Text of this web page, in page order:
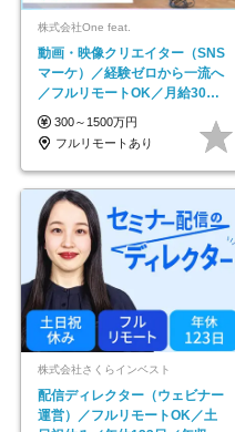
株式会社One feat.
動画・映像クリエイター（SNS
マーケ）／経験ゼロから一流へ
／フルリモートOK／月給30万
円～／年休130日以上
300～1500万円
フルリモートあり
株式会社さくらインベスト
配信ディレクター（ウェビナー
運営）／フルリモートOK／土